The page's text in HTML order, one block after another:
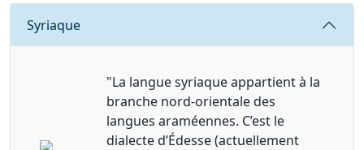
Requête
Syriaque
"La langue syriaque appartient à la
branche nord-orientale des
langues araméennes. C’est le
dialecte d’Édesse (actuellement